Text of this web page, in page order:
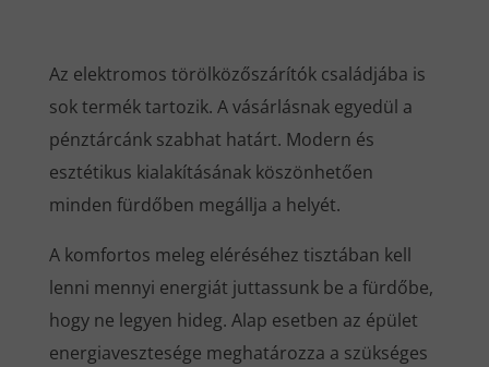
Az elektromos törölközőszárítók családjába is
sok termék tartozik. A vásárlásnak egyedül a
pénztárcánk szabhat határt. Modern és
esztétikus kialakításának köszönhetően
minden fürdőben megállja a helyét.
A komfortos meleg eléréséhez tisztában kell
lenni mennyi energiát juttassunk be a fürdőbe,
hogy ne legyen hideg. Alap esetben az épület
energiavesztesége meghatározza a szükséges